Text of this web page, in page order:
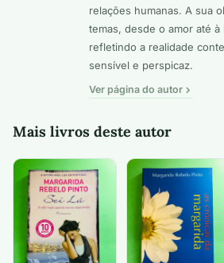
relações humanas. A sua
temas, desde o amor até
refletindo a realidade
sensível e perspicaz.
Ver página do autor
Mais livros deste autor